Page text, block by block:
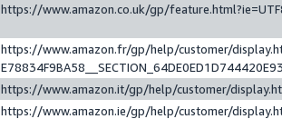
https://www.amazon.co.uk/gp/
https://www.amazon.fr/gp/help/customer/
https://www.amazon.it/gp/help/customer/
https://www.amazon.ie/gp/help/customer/